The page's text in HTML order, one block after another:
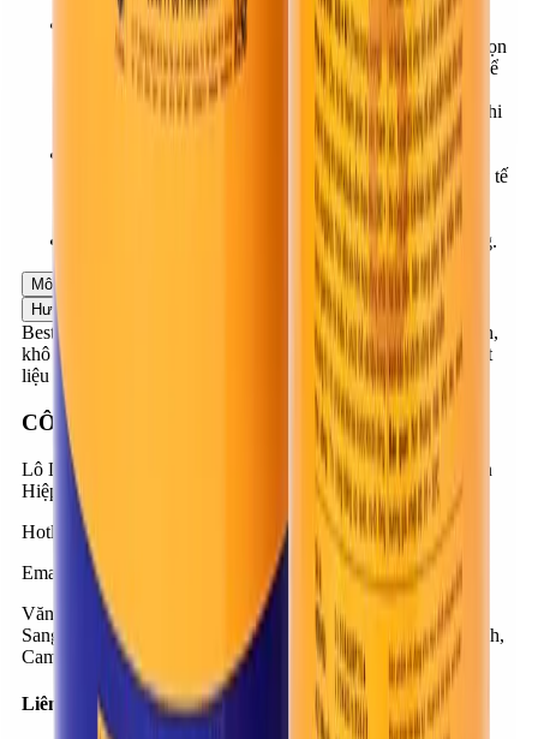
Cả hai thành phần thuộc loại nguy hiểm, dễ cháy, nên
tránh xa các nguồn phát sinh nhiệt, tia lửa điện hoặc ngọn
lửa khi thi công hoặc lưu trữ sản phẩm. Sản phẩm có thể
gây dị ứng với da đối với da mẫn cảm khi tiếp xúc lâu.
Nênmang găng tay, khẩu trang, kính bảo hộ lao động khi
Trong trường hợp bị rơi vào mắt, mũi, miệng… nên rửa
ngay bằng nước sạch nhiều lần trước khi đến cơ quan y tế
nơi gần nhất để được điều trị kịp thời và đúng phương
Xử lý sản phẩm dư thừa đúng quy định của địa phương.
Mô tả
Dữ liệu sản phẩm
Hướng dẫn ứng dụng
BestCoat EP704F là sơn epoxy, gốc dung môi, hai thành phần,
khô nhanh, dùng để sơn trang trí và phủ bảo vệ các bề mặt vật
liệu như bê tông, gạch, đá, gỗ, kim loại, tấm ốp composite…
CÔNG TY CỔ PHẦN BESTMIX
Lô D1, Đường D1 & N3, KCN Nam Tân Uyên, Phường Tân
Hiệp, Thành phố Hồ Chí Minh, Việt Nam
Hotline
: 1900-57-1234
Email
contact@bestmix.vn
Văn phòng Campuchia
Số 1K, Đường 371, Phum Trea 4,
Sangkat Steung Mean Chey 3, Khan Mean Chey, Phnom Penh,
Campuchia
Liên kết nhanh